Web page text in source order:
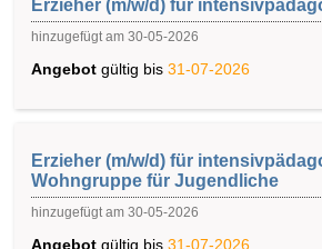
Erzieher (m/w/d) für
hinzugefügt am 30-05-2026
Angebot gültig bis 31-07-2026
Erzieher (m/w/d) für
Wohngruppe für Jugendliche
hinzugefügt am 30-05-2026
Angebot gültig bis 31-07-2026